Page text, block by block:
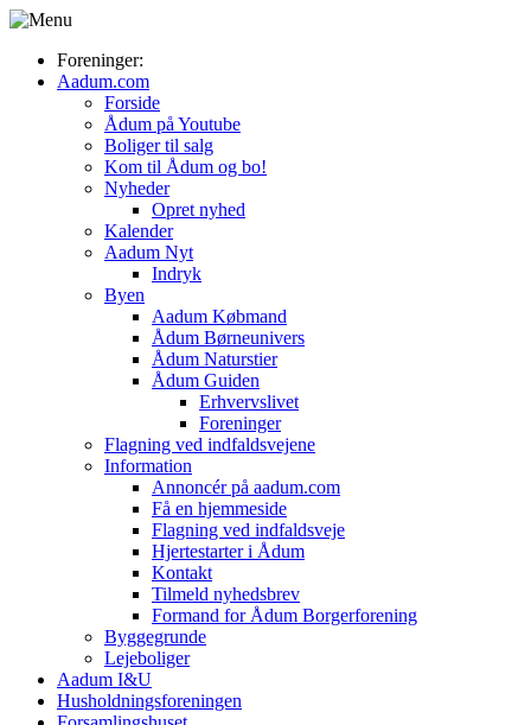
Foreninger:
Aadum.com
Forside
Ådum på Youtube
Boliger til salg
Kom til Ådum og bo!
Nyheder
Opret nyhed
Kalender
Aadum Nyt
Indryk
Byen
Aadum Købmand
Ådum Børneunivers
Ådum Naturstier
Ådum Guiden
Erhvervslivet
Foreninger
Flagning ved indfaldsvejene
Information
Annoncér på aadum.com
Få en hjemmeside
Flagning ved indfaldsveje
Hjertestarter i Ådum
Kontakt
Tilmeld nyhedsbrev
Formand for Ådum Borgerforening
Byggegrunde
Lejeboliger
Aadum I&U
Husholdningsforeningen